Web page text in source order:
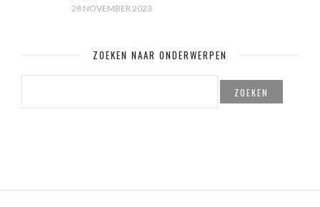
28 NOVEMBER 2023
ZOEKEN NAAR ONDERWERPEN
ZOEKEN